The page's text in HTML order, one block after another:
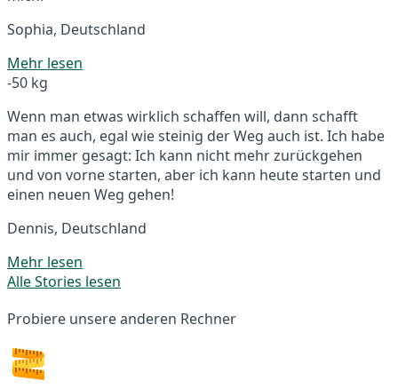
Sophia, Deutschland
Mehr lesen
-50 kg
Wenn man etwas wirklich schaffen will, dann schafft
man es auch, egal wie steinig der Weg auch ist. Ich habe
mir immer gesagt: Ich kann nicht mehr zurückgehen
und von vorne starten, aber ich kann heute starten und
einen neuen Weg gehen!
Dennis, Deutschland
Mehr lesen
Alle Stories lesen
Probiere unsere anderen Rechner